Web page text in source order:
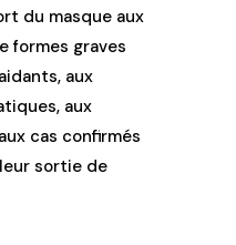
du masque aux
formes graves
aux
aux
cas confirmés
sortie de